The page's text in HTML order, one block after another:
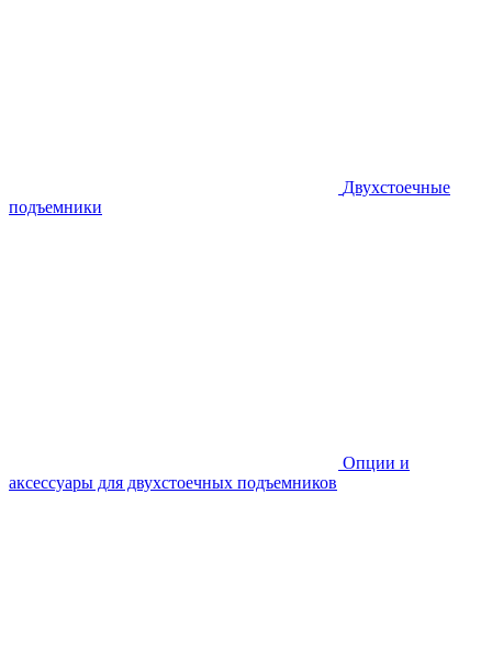
Двухстоечные
подъемники
Опции и
аксессуары для двухстоечных подъемников